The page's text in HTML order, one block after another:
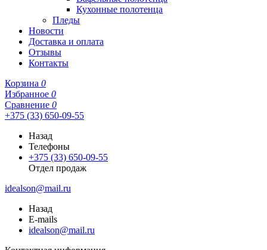
Кухонные полотенца
Пледы
Новости
Доставка и оплата
Отзывы
Контакты
Корзина 0
Избранное 0
Сравнение 0
+375 (33) 650-09-55
Назад
Телефоны
+375 (33) 650-09-55
Отдел продаж
idealson@mail.ru
Назад
E-mails
idealson@mail.ru